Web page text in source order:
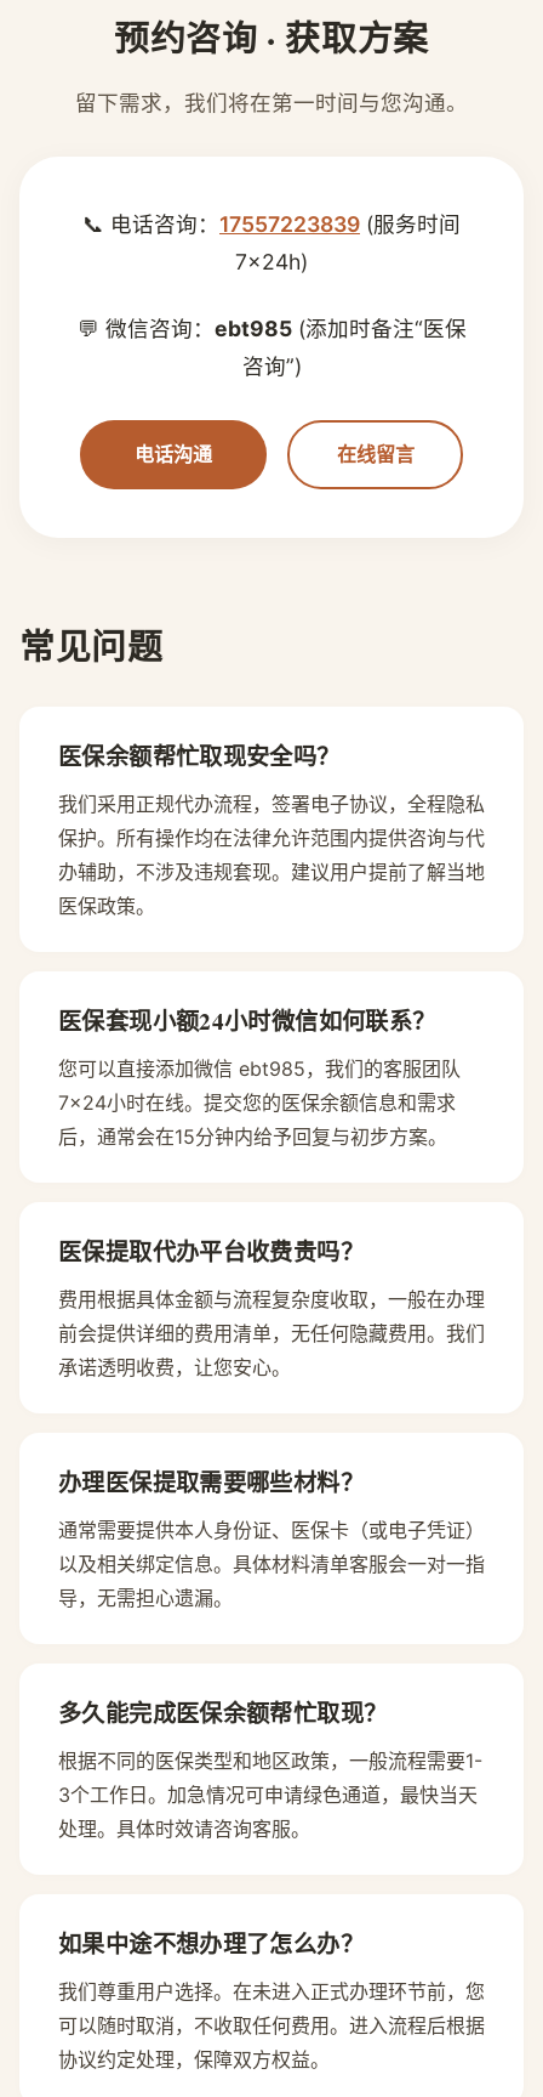
预约咨询 · 获取方案
留下需求，我们将在第一时间与您沟通。
📞 电话咨询： 17557223839 (服务时间
7×24h)
💬 微信咨询： ebt985(添加时备注“医保
咨询”)
电话沟通 在线留言
常见问题
医保余额帮忙取现安全吗？
我们采用正规代办流程，签署电子协议，全程隐私
保护。所有操作均在法律允许范围内提供咨询与代
办辅助，不涉及违规套现。建议用户提前了解当地
医保政策。
医保套现小额24小时微信如何联系？
您可以直接添加微信 ebt985，我们的客服团队
7×24小时在线。提交您的医保余额信息和需求
后，通常会在15分钟内给予回复与初步方案。
医保提取代办平台收费贵吗？
费用根据具体金额与流程复杂度收取，一般在办理
前会提供详细的费用清单，无任何隐藏费用。我们
承诺透明收费，让您安心。
办理医保提取需要哪些材料？
通常需要提供本人身份证、医保卡（或电子凭证）
以及相关绑定信息。具体材料清单客服会一对一指
导，无需担心遗漏。
多久能完成医保余额帮忙取现？
根据不同的医保类型和地区政策，一般流程需要1-
3个工作日。加急情况可申请绿色通道，最快当天
处理。具体时效请咨询客服。
如果中途不想办理了怎么办？
我们尊重用户选择。在未进入正式办理环节前，您
可以随时取消，不收取任何费用。进入流程后根据
协议约定处理，保障双方权益。